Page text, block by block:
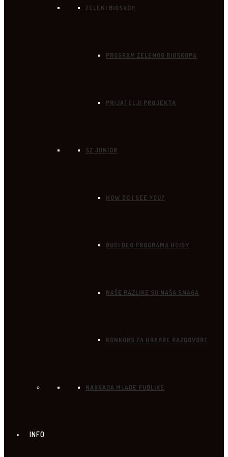
ZELENI BIOSKOP
PROGRAM ZELENOG BIOSKOPA
PRIJATELJI PROJEKTA
SZ JUNIOR
HOW DO I SEE YOU?
BUDI DEO PROGRAMA HDISY
NAŠE RAZLIKE SU NAŠA SNAGA
KONKURS ZA HRABRE RAZGOVORE
NAGRADA MLADE PUBLIKE
INFO